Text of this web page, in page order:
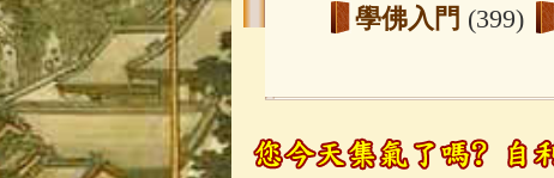
學佛入門 (399)
玉曆寶鈔(236)
觀世音菩薩 (146)